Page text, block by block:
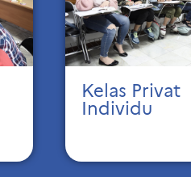
Kelas Privat
Individu